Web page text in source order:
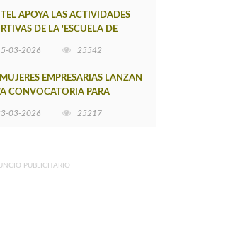
APOYA LAS ACTIVIDADES
DE LA 'ESCUELA DE
03-2026 25542
EMPRESARIAS LANZAN
CONVOCATORIA PARA
03-2026 25217
PUBLICITARIO